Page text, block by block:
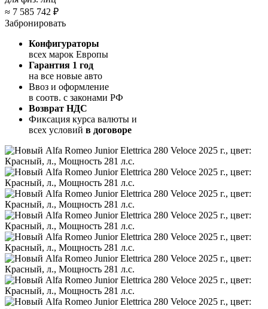
≈ 7 585 742 ₽
Забронировать
Конфигураторы
всех марок Европы
Гарантия 1 год
на все новые авто
Ввоз и оформление
в соотв. с законами РФ
Возврат НДС
Фиксация курса валюты и
всех условий в договоре